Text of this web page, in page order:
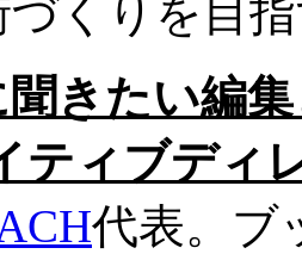
くりを目
きたい編
ティブデ
代表。ブ